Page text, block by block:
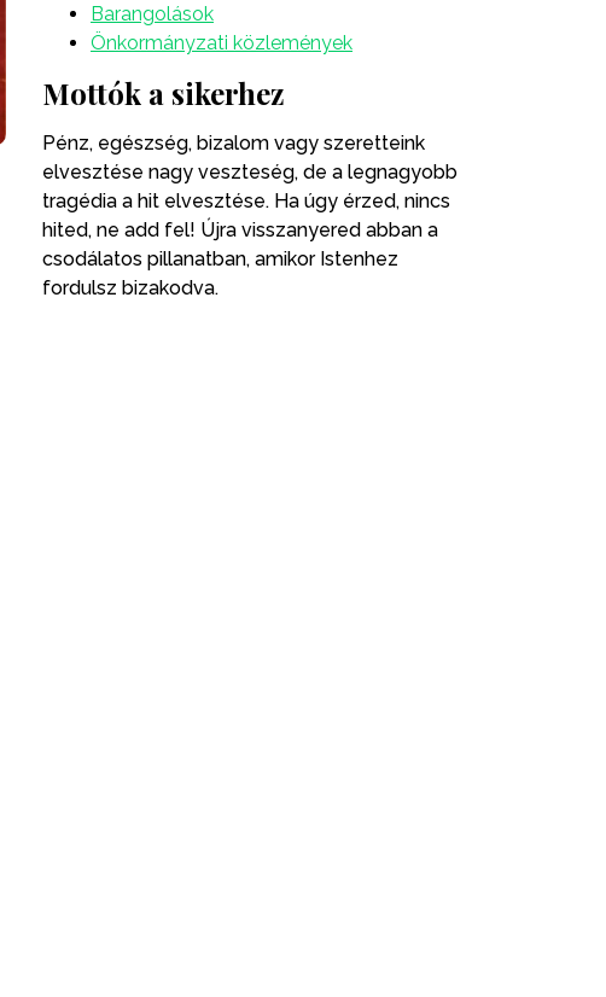
Barangolások
Önkormányzati közlemények
Mottók a sikerhez
Pénz, egészség, bizalom vagy szeretteink
elvesztése nagy veszteség, de a legnagyobb
tragédia a hit elvesztése. Ha úgy érzed, nincs
hited, ne add fel! Újra visszanyered abban a
csodálatos pillanatban, amikor Istenhez
fordulsz bizakodva.